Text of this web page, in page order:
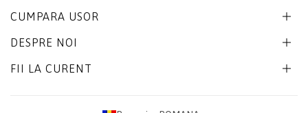
CUMPARA USOR
DESPRE NOI
FII LA CURENT